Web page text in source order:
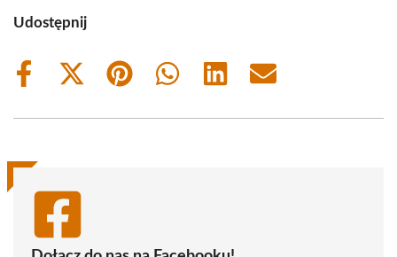
Udostępnij
Share
Share
(Twitter)
Share
Share
Share
Share